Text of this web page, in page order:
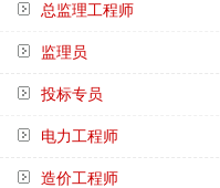
总监理工程师
监理员
投标专员
电力工程师
造价工程师